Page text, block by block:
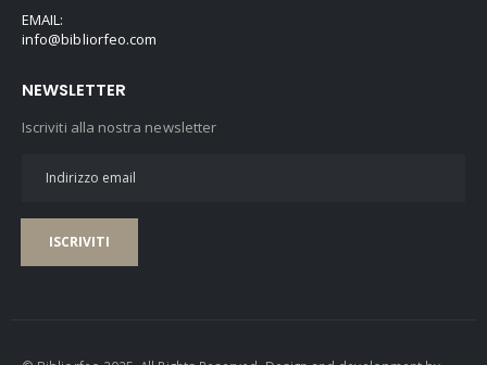
EMAIL:
info@bibliorfeo.com
NEWSLETTER
Iscriviti alla nostra newsletter
ISCRIVITI